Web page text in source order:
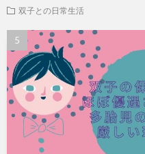
双子との日常生活